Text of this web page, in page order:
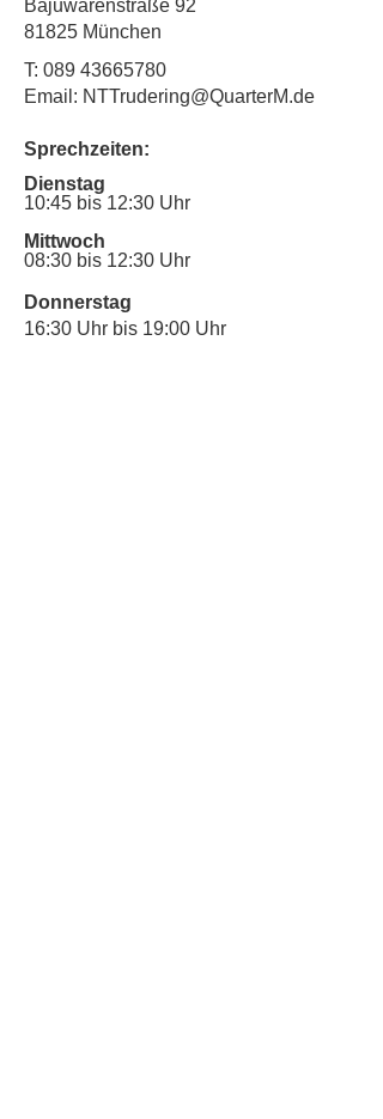
Bajuwarenstraße 92
81825 München
T: 089 43665780
Email: NTTrudering@QuarterM.de
Sprechzeiten:
Dienstag
10:45 bis 12:30 Uhr
Mittwoch
08:30 bis 12:30 Uhr
Donnerstag
16:30 Uhr bis 19:00 Uhr